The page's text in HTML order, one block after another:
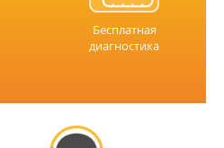
Бесплатная
диагностика